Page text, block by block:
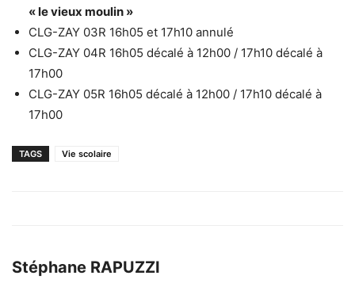
« le vieux moulin »
CLG-ZAY 03R 16h05 et 17h10 annulé
CLG-ZAY 04R 16h05 décalé à 12h00 / 17h10 décalé à
17h00
CLG-ZAY 05R 16h05 décalé à 12h00 / 17h10 décalé à
17h00
TAGS Vie scolaire
Stéphane RAPUZZI